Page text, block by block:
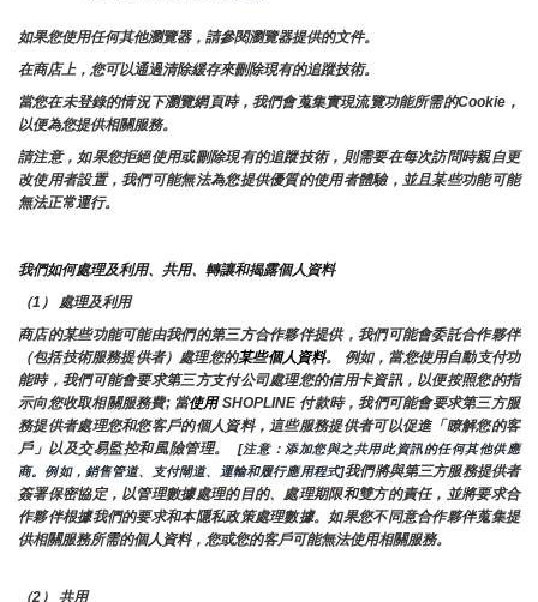
如果您使用任何其他瀏覽器，請參閱瀏覽器提供的文件。
在商店上，您可以通過清除緩存來刪除現有的追蹤技術。
當您在未登錄的情況下瀏覽網頁時，我們會蒐集實現流覽功能所需的Cookie，
以便為您提供相關服務。
請注意，如果您拒絕使用或刪除現有的追蹤技術，則需要在每次訪問時親自更
改使用者設置，我們可能無法為您提供優質的使用者體驗，並且某些功能可能
無法正常運行。
我們如何處理及利用、共用、轉讓和揭露個人資料
（1） 處理及利用
商店的某些功能可能由我們的第三方合作夥伴提供，我們可能會委託合作夥伴
（包括技術服務提供者）處理您的某些個人資料。 例如，當您使用自動支付功
能時，我們可能會要求第三方支付公司處理您的信用卡資訊，以便按照您的指
示向您收取相關服務費; 當使用 SHOPLINE 付款時，我們可能會要求第三方服
務提供者處理您和您客戶的個人資料，這些服務提供者可以促進「瞭解您的客
戶」以及交易監控和風險管理。
[注意：添加您與之共用此資訊的任何其他供應
商。例如，銷售管道、支付閘道、運輸和履行應用程式]我們將與第三方服務提供者
簽署保密協定，以管理數據處理的目的、處理期限和雙方的責任，並將要求合
作夥伴根據我們的要求和本隱私政策處理數據。如果您不同意合作夥伴蒐集提
供相關服務所需的個人資料，您或您的客戶可能無法使用相關服務。
（2） 共用